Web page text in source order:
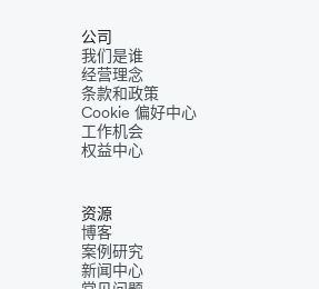
公司
我们是谁
经营理念
条款和政策
Cookie 偏好中心
工作机会
权益中心
资源
博客
案例研究
新闻中心